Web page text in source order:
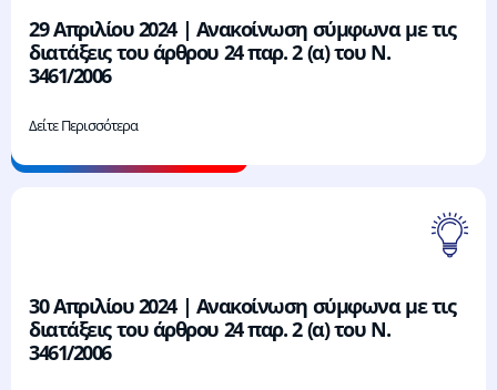
29 Απριλίου 2024 | Ανακοίνωση σύμφωνα με τις
διατάξεις του άρθρου 24 παρ. 2 (α) του Ν.
3461/2006
Δείτε Περισσότερα
30 Απριλίου 2024 | Ανακοίνωση σύμφωνα με τις
διατάξεις του άρθρου 24 παρ. 2 (α) του Ν.
3461/2006